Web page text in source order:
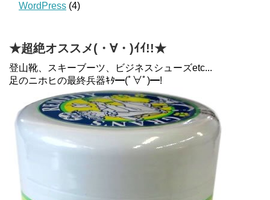
WordPress (4)
★超絶オススメ(・∀・)ｲｲ!!★
登山靴、スキーブーツ、ビジネスシューズetc...
足のニホヒの最終兵器ｷﾀ━(ﾟ∀ﾟ)━!